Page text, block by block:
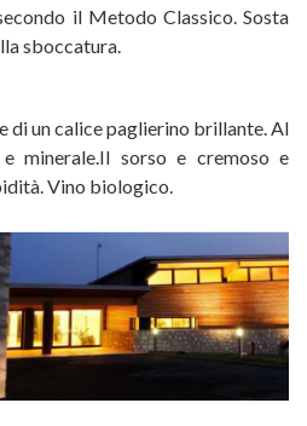
il Metodo Classico. Sosta
sboccatura.
di un calice paglierino brillante. Al
minerale.Il sorso e cremoso e
Vino biologico.